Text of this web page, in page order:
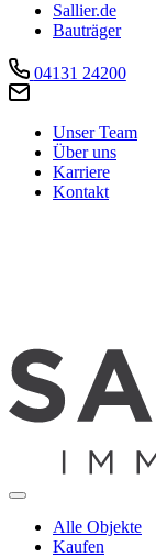
Sallier.de
Bauträger
04131 24200
Unser Team
Über uns
Karriere
Kontakt
Alle Objekte
Kaufen